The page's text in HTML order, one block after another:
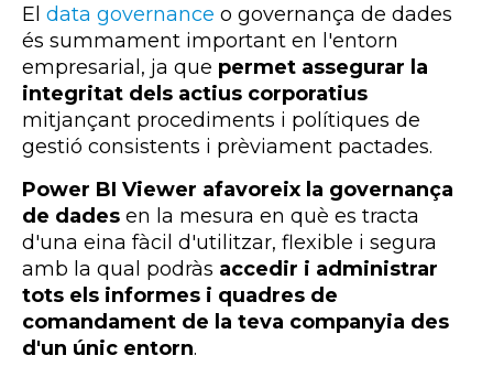
El data governance o governança de dades
és summament important en l'entorn
empresarial, ja que permet assegurar la
integritat dels actius corporatius
mitjançant procediments i polítiques de
gestió consistents i prèviament pactades.
Power BI Viewer afavoreix la governança
de dades en la mesura en què es tracta
d'una eina fàcil d'utilitzar, flexible i segura
amb la qual podràs accedir i administrar
tots els informes i quadres de
comandament de la teva companyia des
d'un únic entorn.